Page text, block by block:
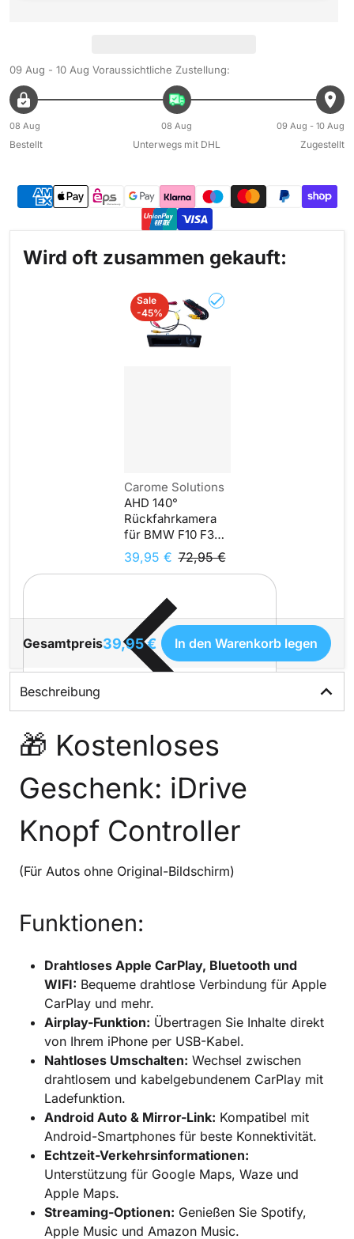
09 Aug - 10 Aug Voraussichtliche Zustellung:
08 Aug
Bestellt
08 Aug
Unterwegs mit DHL
09 Aug - 10 Aug
Zugestellt
Wird oft zusammen gekauft:
Wählen Sie „AHD 140°
Sale
-45%
Anbieter:
Carome Solutions
AHD 140°
Rückfahrkamera
für BMW F10 F30
E60 E90 E70 E71
X5 X6 1er 3er 5er
39,95 € 72,95 €
Gesamtpreis39,95 € In den Warenkorb legen
Beschreibung
🎁 Kostenloses
Geschenk: iDrive
Knopf Controller
(Für Autos ohne Original-Bildschirm)
Funktionen:
Drahtloses Apple CarPlay, Bluetooth und
WIFI: Bequeme drahtlose Verbindung für Apple
CarPlay und mehr.
Airplay-Funktion: Übertragen Sie Inhalte direkt
von Ihrem iPhone per USB-Kabel.
Nahtloses Umschalten: Wechsel zwischen
drahtlosem und kabelgebundenem CarPlay mit
Ladefunktion.
Android Auto & Mirror-Link: Kompatibel mit
Android-Smartphones für beste Konnektivität.
Echtzeit-Verkehrsinformationen:
Unterstützung für Google Maps, Waze und
Apple Maps.
Streaming-Optionen: Genießen Sie Spotify,
Apple Music und Amazon Music.